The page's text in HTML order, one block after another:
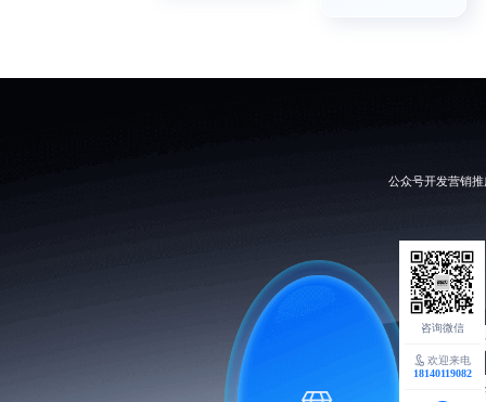
公众号开发营销
游戏
欢迎来电
18140119082